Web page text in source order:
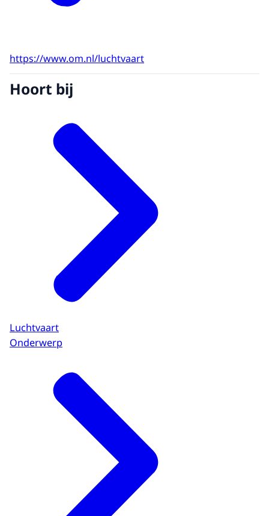
https://www.om.nl/luchtvaart
Hoort bij
Luchtvaart
Onderwerp